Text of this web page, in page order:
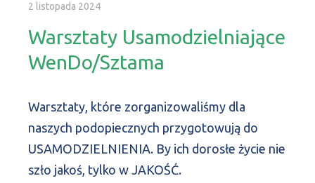
2 listopada 2024
Warsztaty Usamodzielniające
WenDo/Sztama
Warsztaty, które zorganizowaliśmy dla
naszych podopiecznych przygotowują do
USAMODZIELNIENIA. By ich dorosłe życie nie
szło jakoś, tylko w JAKOŚĆ.